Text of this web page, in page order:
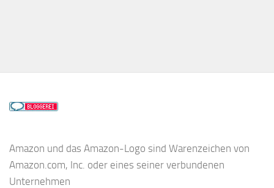
Amazon und das Amazon-Logo sind Warenzeichen von
Amazon.com, Inc. oder eines seiner verbundenen
Unternehmen